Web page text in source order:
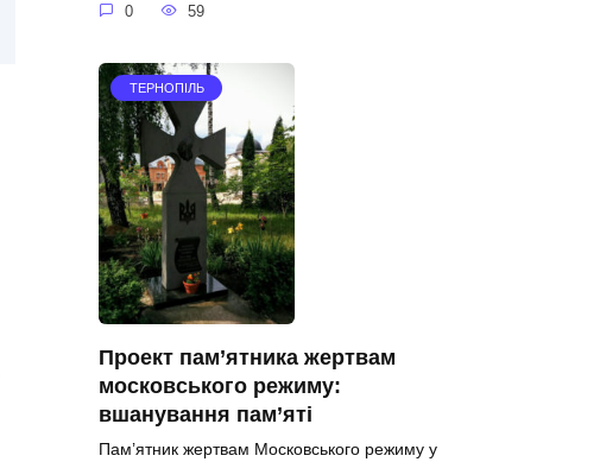
0 59
ТЕРНОПІЛЬ
Проект пам’ятника жертвам
московського режиму:
вшанування пам’яті
Пам’ятник жертвам Московського режиму у